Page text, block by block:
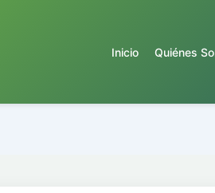
Inicio Quiénes